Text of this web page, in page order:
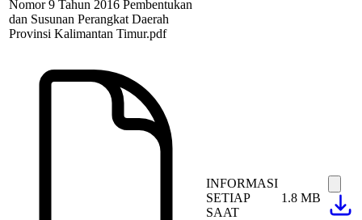
Nomor 9 Tahun 2016 Pembentukan
dan Susunan Perangkat Daerah
Provinsi Kalimantan Timur.pdf
INFORMASI
SETIAP
SAAT
1.8 MB